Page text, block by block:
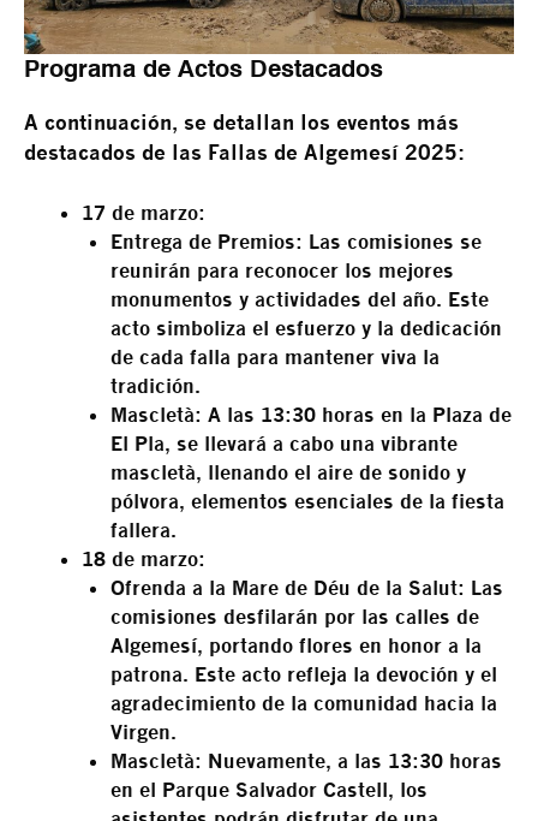
Programa de Actos Destacados
A continuación, se detallan los eventos más
destacados de las Fallas de Algemesí 2025:
17 de marzo:
Entrega de Premios: Las comisiones se
reunirán para reconocer los mejores
monumentos y actividades del año. Este
acto simboliza el esfuerzo y la dedicación
de cada falla para mantener viva la
tradición.
Mascletà: A las 13:30 horas en la Plaza de
El Pla, se llevará a cabo una vibrante
mascletà, llenando el aire de sonido y
pólvora, elementos esenciales de la fiesta
fallera.
18 de marzo:
Ofrenda a la Mare de Déu de la Salut: Las
comisiones desfilarán por las calles de
Algemesí, portando flores en honor a la
patrona. Este acto refleja la devoción y el
agradecimiento de la comunidad hacia la
Virgen.
Mascletà: Nuevamente, a las 13:30 horas
en el Parque Salvador Castell, los